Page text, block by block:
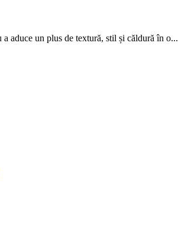
aduce un plus de textură, stil și căldură în o...